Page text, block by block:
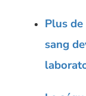
Plus
sang